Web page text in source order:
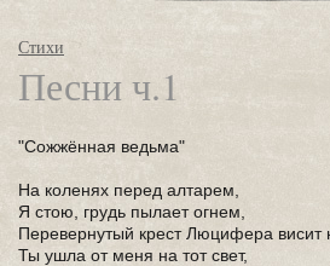
Стихи
Песни ч.1
"Сожжённая ведьма"
На коленях перед алтарем,
Я стою, грудь пылает огнем,
Перевернутый крест Люцифера висит
Ты ушла от меня на тот свет,